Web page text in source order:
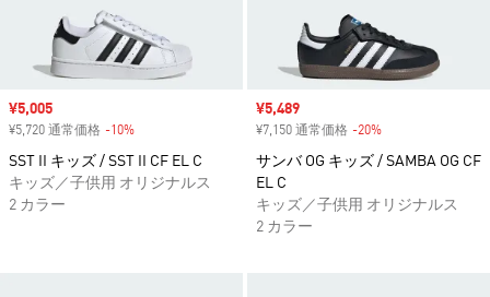
セール価格
¥5,005
¥5,720 通常価格 -10%
SST II キッズ / SST II CF EL C
キッズ／子供用 オリジナルス
2 カラー
セール価格
¥5,489
¥7,150 通常価格 -20%
サンバ OG キッズ / SAMBA OG CF
EL C
キッズ／子供用 オリジナルス
2 カラー